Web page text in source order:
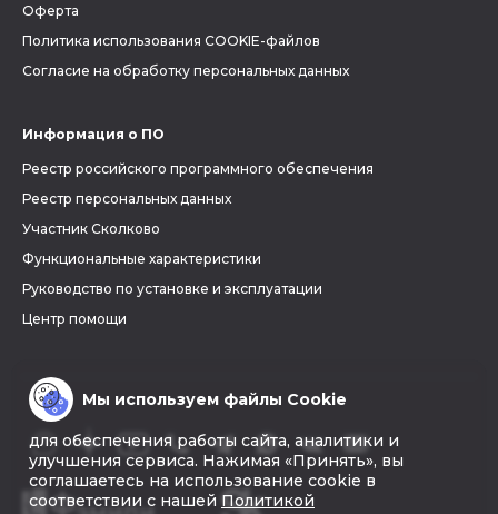
Оферта
Политика использования COOKIE-файлов
Согласие на обработку персональных данных
Информация о ПО
Реестр российского программного обеспечения
Реестр персональных данных
Участник Сколково
Функциональные характеристики
Руководство по установке и эксплуатации
Центр помощи
Мы используем файлы Cookie
для обеспечения работы сайта, аналитики и
улучшения сервиса. Нажимая «Принять», вы
соглашаетесь на использование cookie в
соответствии с нашей Политикой